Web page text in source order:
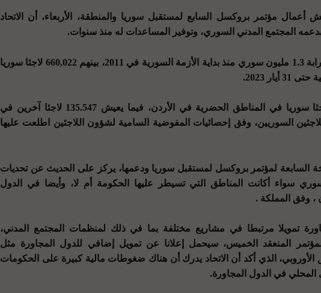
مؤتمر بروكسل السابع لمستقبل سوريا والمنطقة، الأربعاء، أن الاتحاد
المجتمع المدني السوري، وتوفير المساعدات له منذ سنوات.
ويستضيف الأردن قرابة 1.3 مليون سوري منذ بداية الأزمة السورية في 2011، بينهم 660,022 لاجئا سوريا
2023.
ويعيش 524.475 لاجئا سوريا في المناطق الحضرية في الأردن، فيما يعيش 135.547 لاجئا آخرين في
السوريين، وفق إحصائيات المفوضية السامية لشؤون اللاجئين اطلعت عليها
السابعة لمؤتمر بروكسل لمستقبل سوريا ودعمها، يركز على الحديث عن تحديات
سواء أكانت المناطق التي تسيطر عليها الحكومة أم لا، وأيضا في الدول
، وفق المملكة .
تمويلا مرتبطا في مشاريع مختلفة بما في ذلك لمنظمات المجتمع المدني،
للمؤتمر المنعقد الخميس، سيحمل إعلانا عن تمويل إضافي للدول المجاورة مثل
الأوروبي، الذي أكد أن الاتحاد يدرك أن هناك ضغوطات مالية كبيرة على الحكومات
في الدول المجاورة.